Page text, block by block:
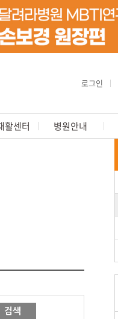
로그인
활센터 병원안내
검색